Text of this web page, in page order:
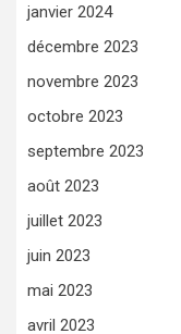
janvier 2024
décembre 2023
novembre 2023
octobre 2023
septembre 2023
août 2023
juillet 2023
juin 2023
mai 2023
avril 2023